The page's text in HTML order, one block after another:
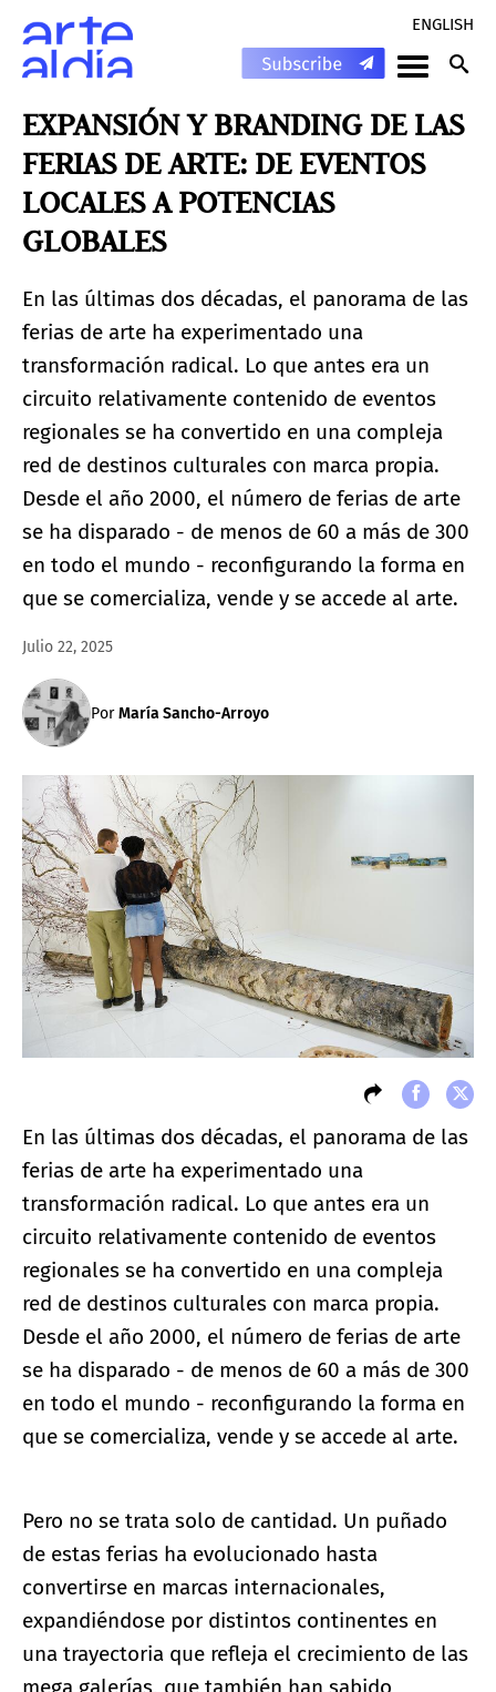
ENGLISH
EXPANSIÓN Y BRANDING DE LAS
FERIAS DE ARTE: DE EVENTOS
LOCALES A POTENCIAS
GLOBALES
En las últimas dos décadas, el panorama de las
ferias de arte ha experimentado una
transformación radical. Lo que antes era un
circuito relativamente contenido de eventos
regionales se ha convertido en una compleja
red de destinos culturales con marca propia.
Desde el año 2000, el número de ferias de arte
se ha disparado - de menos de 60 a más de 300
en todo el mundo - reconfigurando la forma en
que se comercializa, vende y se accede al arte.
Julio 22, 2025
PorMaría Sancho-Arroyo
En las últimas dos décadas, el panorama de las
ferias de arte ha experimentado una
transformación radical. Lo que antes era un
circuito relativamente contenido de eventos
regionales se ha convertido en una compleja
red de destinos culturales con marca propia.
Desde el año 2000, el número de ferias de arte
se ha disparado - de menos de 60 a más de 300
en todo el mundo - reconfigurando la forma en
que se comercializa, vende y se accede al arte.
Pero no se trata solo de cantidad. Un puñado
de estas ferias ha evolucionado hasta
convertirse en marcas internacionales,
expandiéndose por distintos continentes en
una trayectoria que refleja el crecimiento de las